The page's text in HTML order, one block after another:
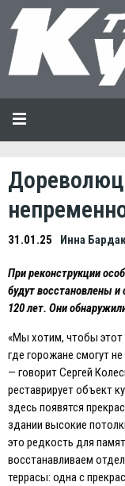
31.01.25 Инна
При реконструкции
будут восстановлены
120 лет. Они
«Мы хотим, чтобы этот
где горожане смогут
— говорит Сергей
реставрирует объект
здесь появятся
здании высокие
это редкость для
восстанавливаем
террасы: одна с